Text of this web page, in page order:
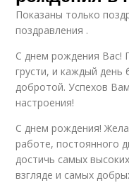
Показаны только
поздравления .
С днем рождения Вас!
грусти, и каждый день
добротой. Успехов
настроения!
С днем рождения!
работе, постоянного
достичь самых
взгляде и самых